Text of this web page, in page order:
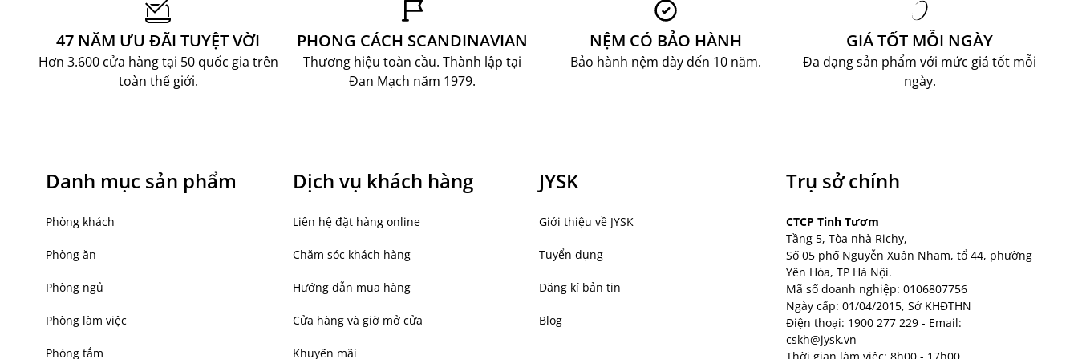
Hoàn thiện không gian ngôi nhà với đầy đủ công năng, tiện nghi và thẩm mỹ cùng những sản phẩm đa
năng tiện dụng, trong đó thảm tròn BUESTARR là sản phẩm của JYSK – Chuỗi bán lẻ nội thất và trang
trí phong cách Scandinavian đến từ Đan Mạch. Tại JYSK cung cấp nhiều sản phẩm nội thất, gia dụng,
đồ trang trí, chăn ga gối đệm, mang đến đa dạng lựa chọn cho không gian sống. Với hệ thống
showroom và kênh bán hàng online cùng dịch vụ giao và lắp ráp tại nhà, JYSK hướng đến trải nghiệm
Email: ecom@jysk.vn
47 NĂM ƯU ĐÃI TUYỆT VỜI
Hơn 3.600 cửa hàng tại 50 quốc gia trên
toàn thế giới.
PHONG CÁCH SCANDINAVIAN
Thương hiệu toàn cầu. Thành lập tại
Đan Mạch năm 1979.
NỆM CÓ BẢO HÀNH
Bảo hành nệm dày đến 10 năm.
GIÁ TỐT MỖI NGÀY
Đa dạng sản phẩm với mức giá tốt mỗi
ngày.
Danh mục sản phẩm
Phòng khách
Phòng ăn
Phòng ngủ
Phòng làm việc
Phòng tắm
Dịch vụ khách hàng
Liên hệ đặt hàng online
Chăm sóc khách hàng
Hướng dẫn mua hàng
Cửa hàng và giờ mở cửa
Khuyến mãi
JYSK
Giới thiệu về JYSK
Tuyển dụng
Đăng kí bản tin
Blog
Trụ sở chính
CTCP Tinh Tươm
Tầng 5, Tòa nhà Richy,
Số 05 phố Nguyễn Xuân Nham, tổ 44, phường
Yên Hòa, TP Hà Nội.
Mã số doanh nghiệp: 0106807756
Ngày cấp: 01/04/2015, Sở KHĐTHN
Điện thoại: 1900 277 229- Email:
cskh@jysk.vn